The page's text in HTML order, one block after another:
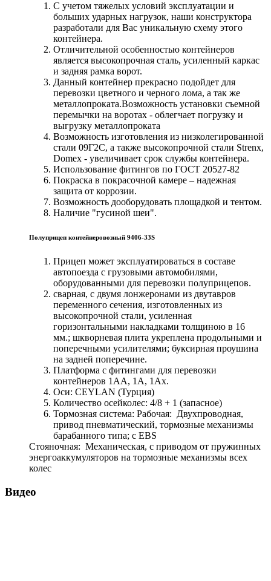
С учетом тяжелых условий эксплуатации и
больших ударных нагрузок, наши конструктора
разработали для Вас уникальную схему этого
контейнера.
Отличительной особенностью контейнеров
является высокопрочная сталь, усиленный каркас
и задняя рамка ворот.
Данный контейнер прекрасно подойдет для
перевозки цветного и черного лома, а так же
металлопроката.Возможность установки съемной
перемычки на воротах - облегчает погрузку и
выгрузку металлопроката
Возможность изготовления из низколегированной
стали 09Г2С, а также высокопрочной стали Strenx,
Domex - увеличивает срок службы контейнера.
Использование фитингов по ГОСТ 20527-82
Покраска в покрасочной камере – надежная
защита от коррозии.
Возможность дооборудовать площадкой и тентом.
Наличие "гусиной шеи".
Полуприцеп контейнеровозный 9406-33S
Прицеп может эксплуатироваться в составе
автопоезда с грузовыми автомобилями,
оборудованными для перевозки полуприцепов.
сварная, с двумя лонжеронами из двутавров
переменного сечения, изготовленных из
высокопрочной стали, усиленная
горизонтальными накладками толщиною в 16
мм.; шкворневая плита укреплена продольными и
поперечными усилителями; буксирная проушина
на задней поперечине.
Платформа с фитингами для перевозки
контейнеров 1АА, 1А, 1Ах.
Оси: CEYLAN (Турция)
Количество осейколес: 4/8 + 1 (запасное)
Тормозная система: Рабочая: Двухпроводная,
привод пневматический, тормозные механизмы
барабанного типа; с EBS
Стояночная: Механическая, с приводом от пружинных
энергоаккумуляторов на тормозные механизмы всех
колес
Видео